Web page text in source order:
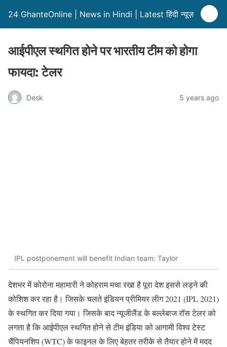
24 GhanteOnline | News in Hindi | Latest हिंदी न्यूज़
आईपीएल स्थगित होने पर भारतीय टीम को होगा
फायदा: टेलर
Desk 5 years ago
IPL postponement will benefit Indian team: Taylor
देशभर में कोरोना महामारी ने कोहराम मचा रखा है पूरा देश इससे लड़ने की
कोशिश कर रहा है। जिसके चलते इंडियन प्रीमियर लीग 2021 (IPL 2021)
के स्थगित कर दिया गया। जिसके बाद न्यूजीलैंड के बल्लेबाज रॉस टेलर को
लगता है कि आईपीएल स्थगित होने से टीम इंडिया को आगामी विश्व टेस्ट
चैंपियनशिप (WTC) के फाइनल के लिए बेहतर तरीके से तैयार होने में मदद